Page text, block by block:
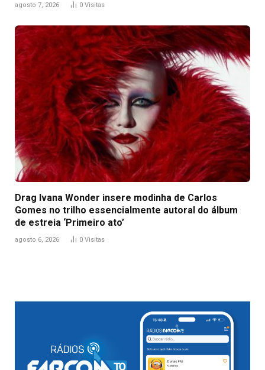
agosto 7, 2026 0 Visitas
Drag Ivana Wonder insere modinha de Carlos
Gomes no trilho essencialmente autoral do álbum
de estreia ‘Primeiro ato’
agosto 6, 2026 0 Visitas